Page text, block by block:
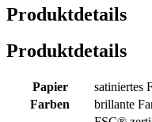
Produktdetails
Produktdetails
Papier
satiniertes
Farben
brillante